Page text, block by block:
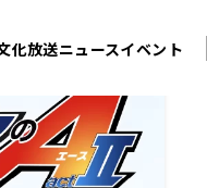
化放送ニュースイベント